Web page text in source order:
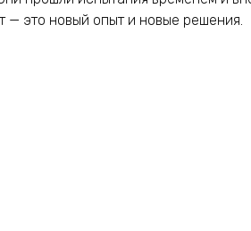
— это новый опыт и новые решения.